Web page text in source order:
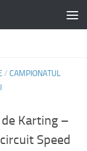
/ CAMPIONATUL
Karting –
Speed